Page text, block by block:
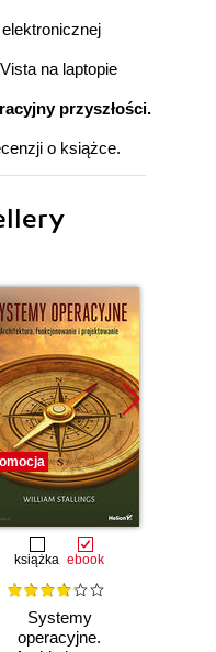
na laptopie
przyszłości.
o książce.
książka ebook
Systemy
operacyjne.